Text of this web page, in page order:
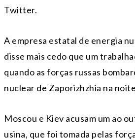
Twitter.
A empresa estatal de energia
disse mais cedo que um
quando as forças russas
nuclear de Zaporizhzhia na
Moscou e Kiev acusam um ao
usina, que foi tomada pelas